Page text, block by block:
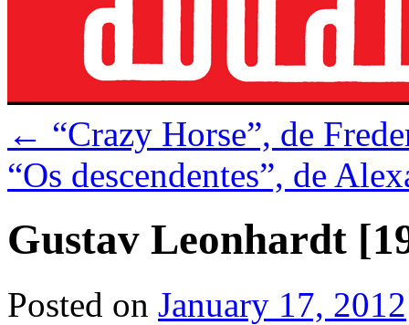
← “Crazy Horse”, de
“Os descendentes”, de
Gustav Leonhardt
Posted on January 17, 2012